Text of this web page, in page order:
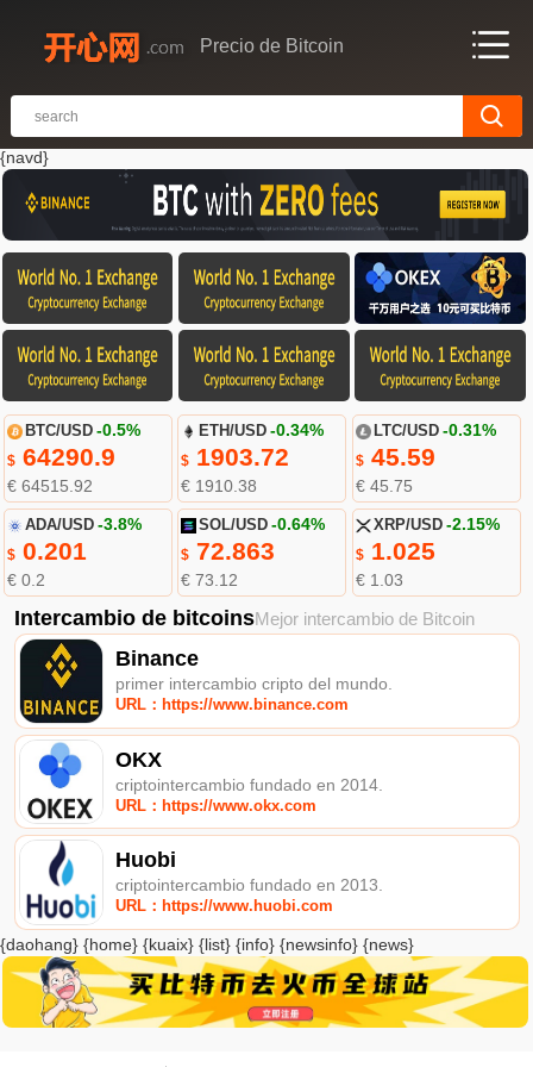
Precio de Bitcoin
{navd}
BTC/USD -0.5%
$64290.9
€ 64515.92
ETH/USD -0.34%
$ 1903.72
€ 1910.38
LTC/USD -0.31%
$45.59
€ 45.75
ADA/USD -3.8%
$0.201
€ 0.2
SOL/USD -0.64%
$ 72.863
€ 73.12
XRP/USD -2.15%
$1.025
€ 1.03
Intercambio de bitcoinsMejor intercambio de Bitcoin
Binance
primer intercambio cripto del mundo.
URL：https://www.binance.com
OKX
criptointercambio fundado en 2014.
URL：https://www.okx.com
Huobi
criptointercambio fundado en 2013.
URL：https://www.huobi.com
{daohang} {home} {kuaix} {list} {info} {newsinfo} {news}